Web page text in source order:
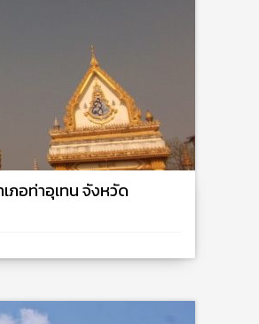
ภอท่าอุเทน จังหวัด